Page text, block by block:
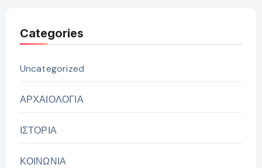
Categories
Uncategorized
ΑΡΧΑΙΟΛΟΓΙΑ
ΙΣΤΟΡΙΑ
ΚΟΙΝΩΝΙΑ